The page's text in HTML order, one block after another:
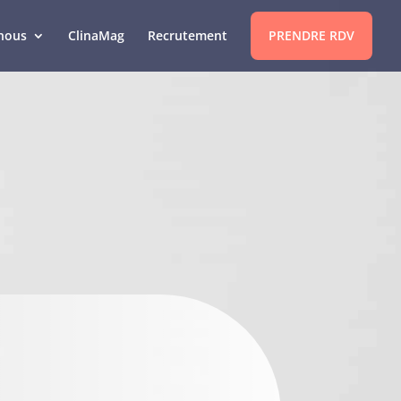
ClinaMag Recrutement PRENDRE RDV